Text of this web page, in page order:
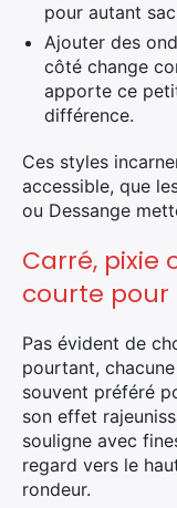
pour autant
Ajouter des
côté change
apporte ce
différence.
Ces styles
accessible, que
ou Dessange
Carré, pixie
courte pour
Pas évident de
pourtant,
souvent préféré
son effet
souligne avec
regard vers le
rondeur.